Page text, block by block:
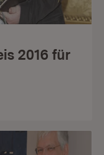
2016 für